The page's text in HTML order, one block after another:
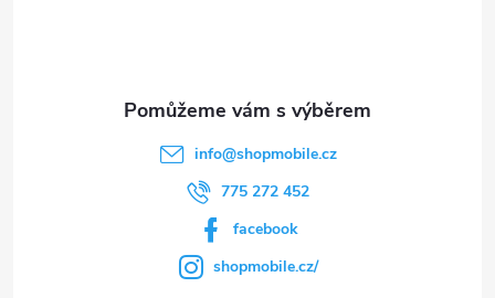
info@shopmobile.cz
775 272 452
facebook
shopmobile.cz/